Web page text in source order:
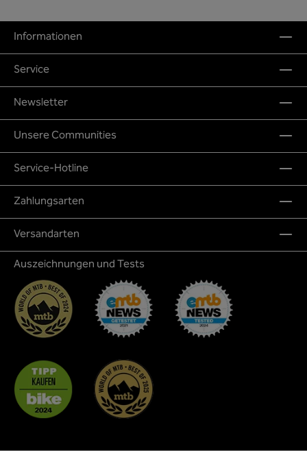
Informationen
Service
Newsletter
Unsere Communities
Service-Hotline
Zahlungsarten
Versandarten
Auszeichnungen und Tests